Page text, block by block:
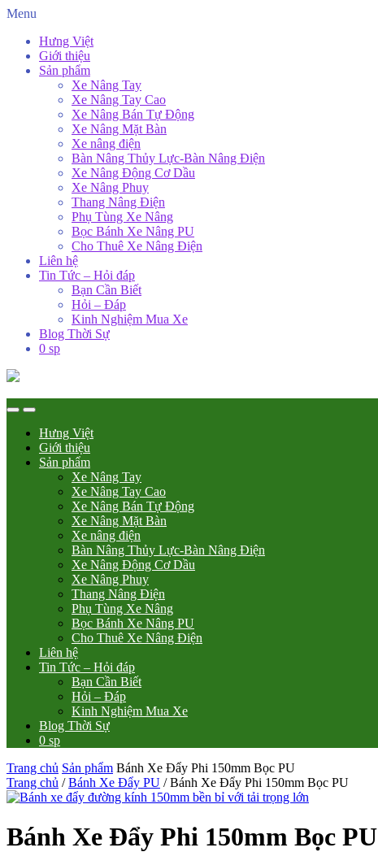
Menu
Hưng Việt
Giới thiệu
Sản phẩm
Xe Nâng Tay
Xe Nâng Tay Cao
Xe Nâng Bán Tự Động
Xe Nâng Mặt Bàn
Xe nâng điện
Bàn Nâng Thủy Lực-Bàn Nâng Điện
Xe Nâng Động Cơ Dầu
Xe Nâng Phuy
Thang Nâng Điện
Phụ Tùng Xe Nâng
Bọc Bánh Xe Nâng PU
Cho Thuê Xe Nâng Điện
Liên hệ
Tin Tức – Hỏi đáp
Bạn Cần Biết
Hỏi – Đáp
Kinh Nghiệm Mua Xe
Blog Thời Sự
0 sp
Hưng Việt
Giới thiệu
Sản phẩm
Xe Nâng Tay
Xe Nâng Tay Cao
Xe Nâng Bán Tự Động
Xe Nâng Mặt Bàn
Xe nâng điện
Bàn Nâng Thủy Lực-Bàn Nâng Điện
Xe Nâng Động Cơ Dầu
Xe Nâng Phuy
Thang Nâng Điện
Phụ Tùng Xe Nâng
Bọc Bánh Xe Nâng PU
Cho Thuê Xe Nâng Điện
Liên hệ
Tin Tức – Hỏi đáp
Bạn Cần Biết
Hỏi – Đáp
Kinh Nghiệm Mua Xe
Blog Thời Sự
0 sp
Trang chủ Sản phẩm Bánh Xe Đẩy Phi 150mm Bọc PU
Trang chủ /Bánh Xe Đẩy PU / Bánh Xe Đẩy Phi 150mm Bọc PU
Bánh Xe Đẩy Phi 150mm Bọc PU